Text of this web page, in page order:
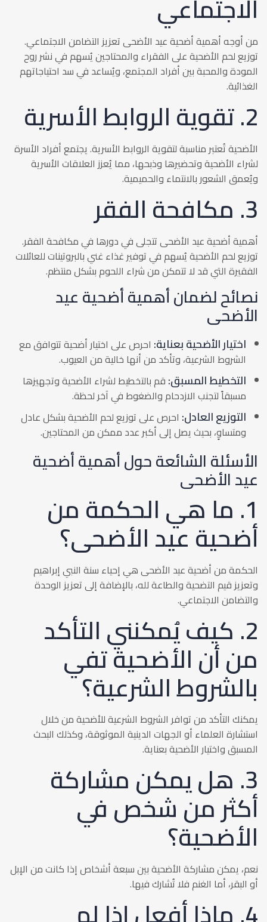
الاجتماعي
من أوجه أهمية أضحية عيد الأضحى تعزيز التضامن الاجتماعي.
توزيع لحم الأضحية على الفقراء والمحتاجين يُسهم في نشر روح
المودة والمحبة بين أفراد المجتمع، ويُساعد في سد احتياجاتهم
الغذائية.
2. تقوية الروابط الأسرية
الأضحية تُعتبر مناسبة لتقوية الروابط الأسرية. يجتمع أفراد الأسرة
لشراء الأضحية وتحضيرها وذبحها، مما يُعزز العلاقات الأسرية
ويُعمق الشعور بالانتماء والحميمية.
3. مكافحة الفقر
أهمية أضحية عيد الأضحى تتجلى في دورها في مكافحة الفقر.
توزيع لحم الأضحية يُسهم في توفير غذاء غني بالبروتينات للعائلات
الفقيرة التي قد لا تتمكن من شراء اللحوم بشكل منتظم.
نصائح لضمان أهمية أضحية عيد
الأضحى
اختيار الأضحية بعناية: احرص على اختيار أضحية تتوافق مع
الشروط الشرعية، وتأكد من أنها خالية من العيوب.
التخطيط المسبق: قم بالتخطيط لشراء الأضحية وتجهيزها
مسبقاً لتجنب الازدحام والضغوط في آخر لحظة.
التوزيع العادل: احرص على توزيع لحم الأضحية بشكل عادل
ومتساوٍ، بحيث يصل إلى أكبر عدد ممكن من المحتاجين.
الأسئلة الشائعة حول أهمية أضحية
عيد الأضحى
1. ما هي الحكمة من
أضحية عيد الأضحى؟
الحكمة من أضحية عيد الأضحى هي إحياء سنة النبي إبراهيم
وتعزيز قيم التضحية والطاعة لله، بالإضافة إلى تعزيز الوحدة
والتضامن الاجتماعي.
2. كيف يُمكنني التأكد
من أن الأضحية تفي
بالشروط الشرعية؟
يمكنك التأكد من توافر الشروط الشرعية للأضحية من خلال
استشارة العلماء أو الجهات الدينية الموثوقة، وكذلك البحث
المسبق واختيار الأضحية بعناية.
3. هل يمكن مشاركة
أكثر من شخص في
الأضحية؟
نعم، يمكن مشاركة الأضحية بين سبعة أشخاص إذا كانت من الإبل
أو البقر، أما الغنم فلا تُشارك فيها.